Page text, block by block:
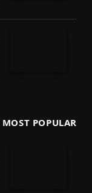
MOST POPULAR